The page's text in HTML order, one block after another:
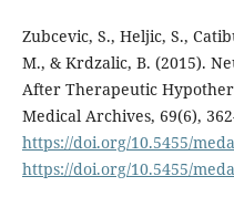
Zubcevic, S., Heljic, S.,
M., & Krdzalic, B. (2015).
After Therapeutic
Medical Archives, 69(6),
https://doi.org/10.5455/
https://doi.org/10.5455/